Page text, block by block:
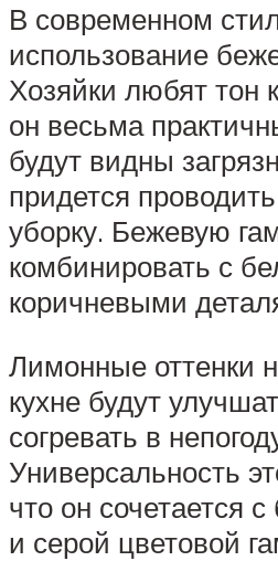
В современном
использование
Хозяйки любят тон
он весьма
будут видны
придется
уборку. Бежевую
комбинировать с
коричневыми
Лимонные оттенки
кухне будут
согревать в
Универсальность
что он сочетается
и серой цветовой